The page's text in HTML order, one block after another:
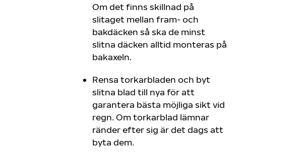
Om det finns skillnad på
slitaget mellan fram- och
bakdäcken så ska de minst
slitna däcken alltid monteras på
bakaxeln.
Rensa torkarbladen och byt
slitna blad till nya för att
garantera bästa möjliga sikt vid
regn. Om torkarblad lämnar
ränder efter sig är det dags att
byta dem.